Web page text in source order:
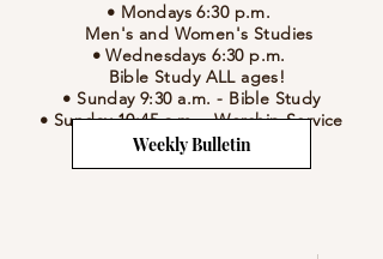
• Mondays 6:30 p.m.
Men's and Women's Studies
• Wednesdays 6:30 p.m.
Bible Study ALL ages!
• Sunday 9:30 a.m. - Bible Study
• Sunday 10:45 a.m.-Worship Service
Weekly Bulletin